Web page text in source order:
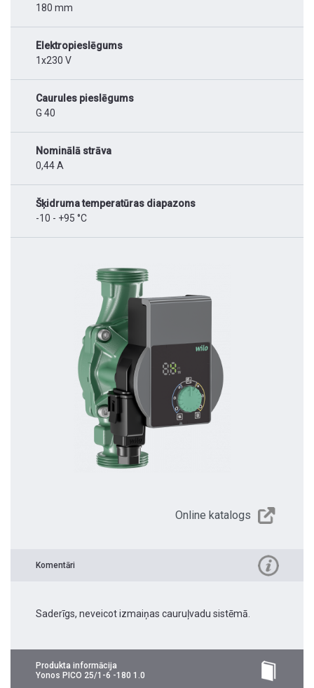
180 mm
Elektropieslēgums
1x230 V
Caurules pieslēgums
G 40
Nominālā strāva
0,44 A
Šķidruma temperatūras diapazons
-10 - +95 °C
Online katalogs
Komentāri
Saderīgs, neveicot izmaiņas cauruļvadu sistēmā.
Produkta informācija
Yonos PICO 25/1-6 -180 1.0